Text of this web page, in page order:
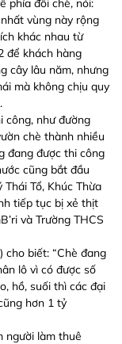
phía đồi chè, nói:
vùng này rộng
khác nhau từ
để khách hàng
cây lâu năm, nhưng
mà không chịu quy
công, như đường
chè thành nhiều
đang được thi công
cũng bắt đầu
Tổ, Khúc Thừa
tiếp tục bị xẻ thịt
và Trường THCS
cho biết: “Chè đang
lô vì có được số
hồ, suối thì các đại
hơn 1 tỷ
người làm thuê